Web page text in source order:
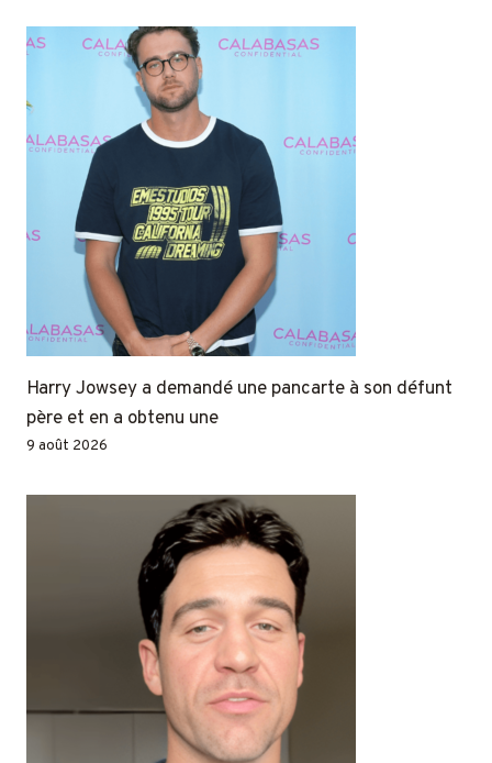
Harry Jowsey a demandé une pancarte à son défunt
père et en a obtenu une
9 août 2026